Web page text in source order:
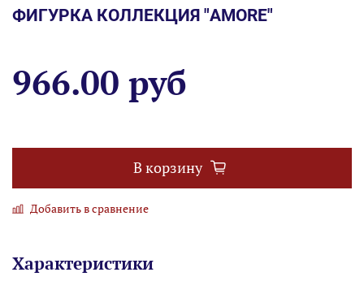
ФИГУРКА КОЛЛЕКЦИЯ "AMORE"
966.00 руб
В корзину
Добавить в сравнение
Характеристики